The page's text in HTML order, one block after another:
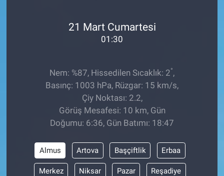
21 Mart Cumartesi
01:30
Nem: %87, Hissedilen Sıcaklık: 2°,
Basınç: 1003 hPa, Rüzgar: 15 km/s,
Çiy Noktası: 2.2,
Görüş Mesafesi: 10 km, Gün
Doğumu: 6:36, Gün Batımı: 18:47
Almus Artova Başçiftlik Erbaa
Merkez Niksar Pazar Reşadiye
Bilim, Teknoloji
ÇEVRE
HABERDE İNSAN
BİLİM VE TEKNOLOJİ